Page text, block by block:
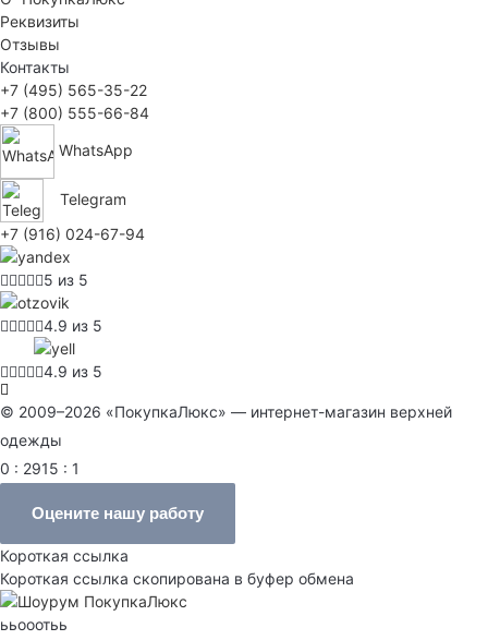
Реквизиты
Отзывы
Контакты
+7 (495) 565-35-22
+7 (800) 555-66-84
WhatsApp
Telegram
+7 (916) 024-67-94
5 из 5
4.9 из 5
4.9 из 5
© 2009–2026 «ПокупкаЛюкс» — интернет-магазин верхней
одежды
0 : 2915 : 1
Оцените нашу работу
Короткая ссылка
Короткая ссылка скопирована в буфер обмена
ььооотьь